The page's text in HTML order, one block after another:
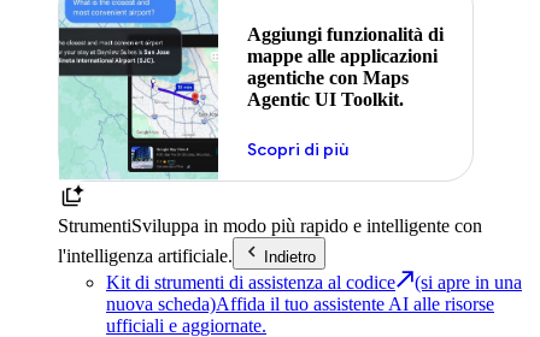
Aggiungi funzionalità di
mappe alle applicazioni
agentiche con Maps
Agentic UI Toolkit.
Scopri di più
StrumentiSviluppa in modo più rapido e intelligente con
l'intelligenza artificiale.
Indietro
Kit di strumenti di assistenza al codice
(si apre in una
nuova scheda)Affida il tuo assistente AI alle risorse
ufficiali e aggiornate.